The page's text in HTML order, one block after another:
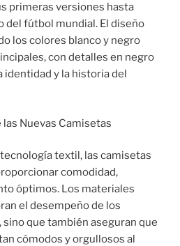
primeras versiones hasta
del fútbol mundial. El diseño
los colores blanco y negro
con detalles en negro
identidad y la historia del
Nuevas Camisetas
textil, las camisetas
comodidad,
óptimos. Los materiales
el desempeño de los
sino que también aseguran que
cómodos y orgullosos al